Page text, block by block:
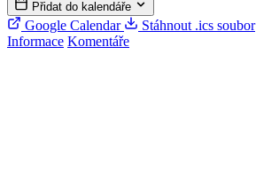
Přidat do kalendáře
Google Calendar
Stáhnout .ics soubor
Informace Komentáře